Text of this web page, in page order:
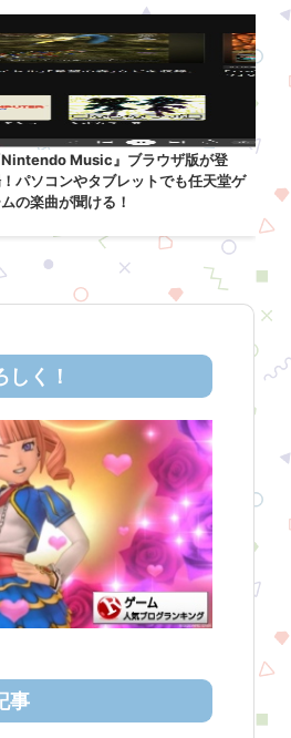
Nintendo Music』ブラウザ版が登
パソコンやタブレットでも任天堂ゲ
の楽曲が聞ける！
e
しく！
事